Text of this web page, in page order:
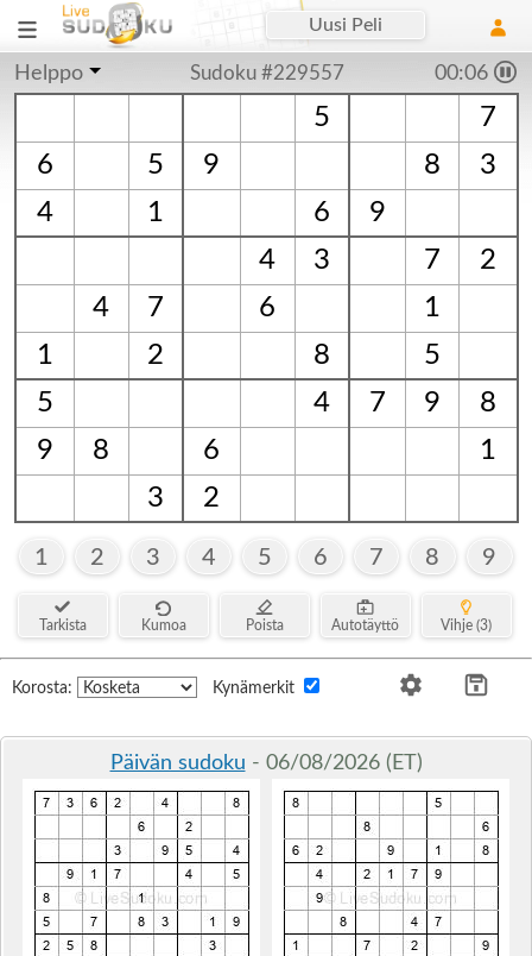
Uusi Peli
Helppo Sudoku #229557 00:07
5
7
6
5 9 8
3
4
1 6
9
4
3 7
2
4
7 6
1
1
2 8
5
5
4 7 9
8
9
8 6
1
3
2
1 2 3 4 5 6 7 8 9
Tarkista Kumoa Poista Autotäyttö Vihje (3)
Korosta: Kynämerkit
Päivän sudoku - 06/08/2026 (ET)